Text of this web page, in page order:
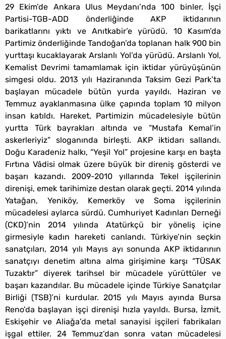
29 Ekim’de Ankara Ulus Meydanı’nda 100 binler, İşçi
Partisi-TGB-ADD önderliğinde AKP iktidarının
barikatlarını yıktı ve Anıtkabir’e yürüdü. 10 Kasım’da
Partimiz önderliğinde Tandoğan’da toplanan halk 900 bin
yurttaşı kucaklayarak Arslanlı Yol’da yürüdü. Arslanlı Yol,
Kemalist Devrimi tamamlamak için iktidar yürüyüşünün
simgesi oldu. 2013 yılı Haziranında Taksim Gezi Park’ta
başlayan mücadele bütün yurda yayıldı. Haziran ve
Temmuz ayaklanmasına ülke çapında toplam 10 milyon
insan katıldı. Hareket, Partimizin mücadelesiyle bütün
yurtta Türk bayrakları altında ve “Mustafa Kemal’in
askerleriyiz” sloganında birleşti. AKP iktidarı sallandı.
Doğu Karadeniz halkı, “Yeşil Yol” projesine karşı en başta
Fırtına Vâdisi olmak üzere büyük bir direniş gösterdi ve
başarı kazandı. 2009-2010 yıllarında Tekel işçilerinin
direnişi, emek tarihimize destan olarak geçti. 2014 yılında
Yatağan, Yeniköy, Kemerköy ve Soma işçilerinin
mücadelesi aylarca sürdü. Cumhuriyet Kadınları Derneği
(CKD)’nin 2014 yılında Atatürkçü bir yöneliş içine
girmesiyle kadın hareketi canlandı. Türkiye’nin seçkin
sanatçıları, 2014 yılı Mayıs ayı sonunda AKP iktidarının
sanatçıyı denetim altına alma girişimine karşı “TÜSAK
Tuzaktır” diyerek tarihsel bir mücadele yürüttüler ve
başarı kazandılar. Bu mücadele içinde Türkiye Sanatçılar
Birliği (TSB)’ni kurdular. 2015 yılı Mayıs ayında Bursa
Reno’da başlayan işçi direnişi hızla yayıldı. Bursa, İzmit,
Eskişehir ve Aliağa’da metal sanayisi işçileri fabrikaları
işgal ettiler. 24 Temmuz’dan sonra vatan mücadelesi